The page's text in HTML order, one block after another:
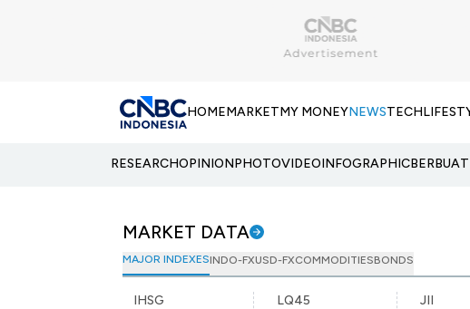
HOMEMARKETMY MONEYNEWSTECH
RESEARCHOPINIONPHOTOVIDEOINFOGRAPHIC
MARKET DATA
MAJOR INDEXESINDO-FXUSD-FXCOMMODITIESBONDS
IHSG
LQ45
JII